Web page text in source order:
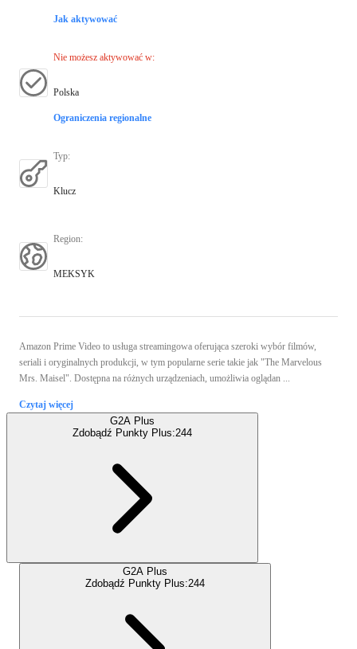
Jak aktywować
Nie możesz aktywować w:
Polska
Ograniczenia regionalne
Typ:
Klucz
Region:
MEKSYK
Amazon Prime Video to usługa streamingowa oferująca szeroki wybór filmów,
seriali i oryginalnych produkcji, w tym popularne serie takie jak "The Marvelous
Mrs. Maisel". Dostępna na różnych urządzeniach, umożliwia oglądan ...
Czytaj więcej
G2A Plus
Zdobądź Punkty Plus:244
G2A Plus
Zdobądź Punkty Plus:244